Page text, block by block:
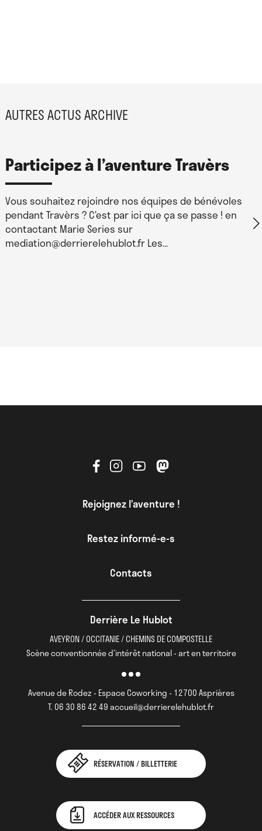
AUTRES ACTUS ARCHIVE
Participez à l’aventure Travèrs
Vous souhaitez rejoindre nos équipes de bénévoles
pendant Travèrs ? C’est par ici que ça se passe ! en
contactant Marie Series sur
mediation@derrierelehublot.fr Les…
Rejoignez l’aventure !
Restez informé-e-s
Contacts
Derrière Le Hublot
AVEYRON / OCCITANIE / CHEMINS DE COMPOSTELLE
Scène conventionnée d’intérêt national - art en territoire
Avenue de Rodez - Espace Coworking - 12700 Asprières
T. 06 30 86 42 49 accueil@derrierelehublot.fr
RÉSERVATION / BILLETTERIE
ACCÉDER AUX RESSOURCES